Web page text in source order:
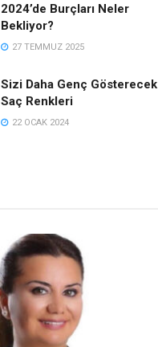
2024’de Burçları Neler
Bekliyor?
27 TEMMUZ 2025
Sizi Daha Genç Gösterecek
Saç Renkleri
22 OCAK 2024